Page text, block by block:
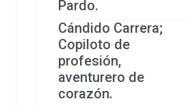
Pardo.
Cándido Carrera;
Copiloto de
profesión,
aventurero de
corazón.